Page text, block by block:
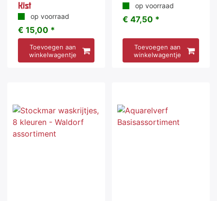
Kist
op voorraad
€ 15,00 *
Toevoegen aan
winkelwagentje
op voorraad
€ 47,50 *
Toevoegen aan
winkelwagentje